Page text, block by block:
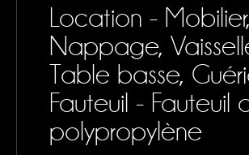
SONORISATION, VAISSELLE ET
NOS RÉALISATIONS
CONTACTS
MON PANIER
Location - Mobilier,
Nappage,
Table basse,
Fauteuil - Fauteuil
polypropylène